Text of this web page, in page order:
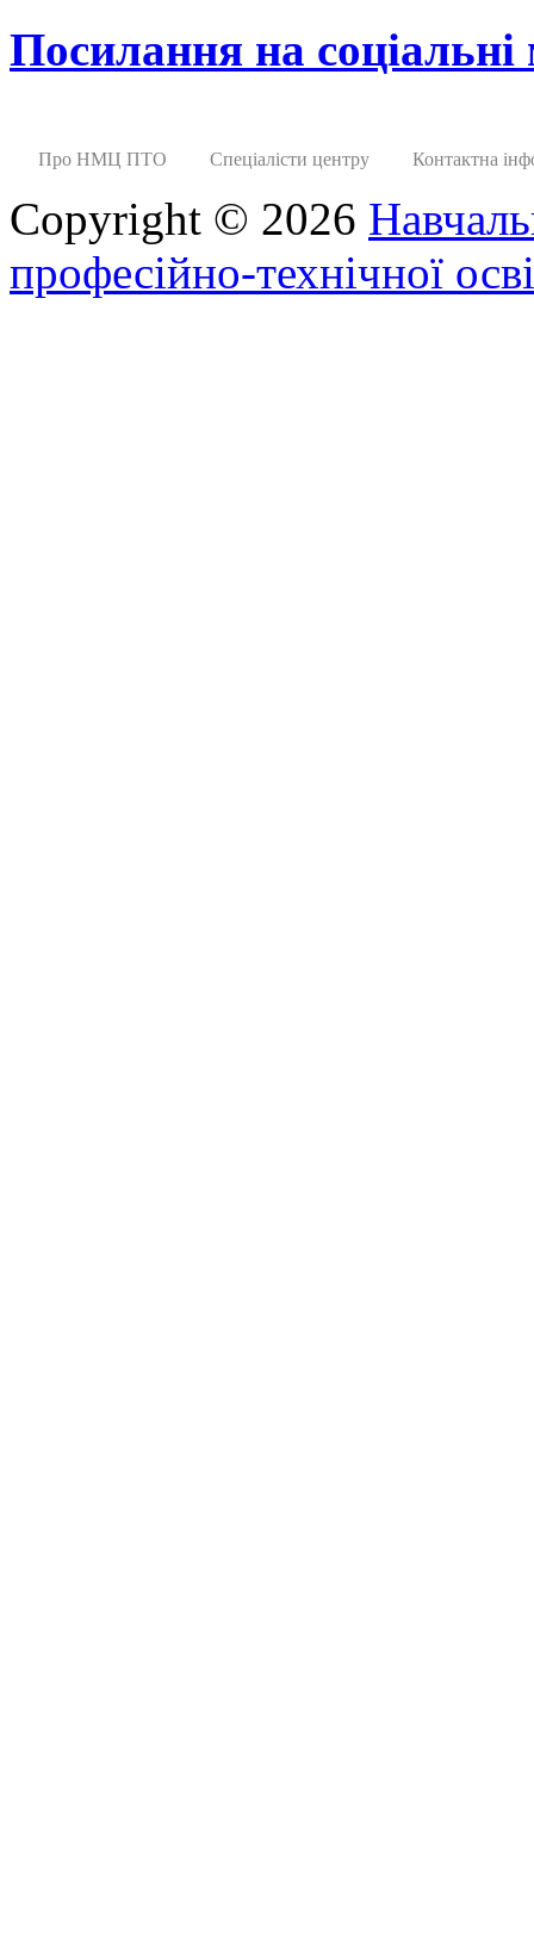
Посилання на соціальні
Про НМЦ ПТО Спеціалісти центру Контактна
Copyright © 2026
професійно-технічної